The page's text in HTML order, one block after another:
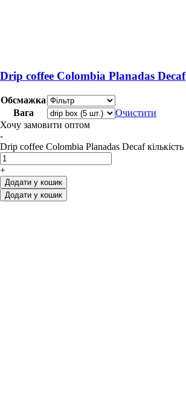
Drip coffee Colombia Planadas Decaf
Обсмажка
Вага
Очистити
Хочу замовити оптом
-
Drip coffee Colombia Planadas Decaf кількість
+
Додати у кошик
Додати у кошик